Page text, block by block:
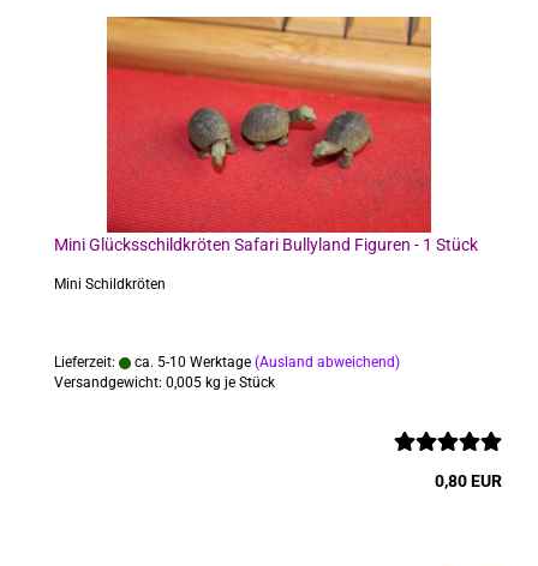
Mini Glücksschildkröten Safari Bullyland Figuren - 1 Stück
Mini Schildkröten
Lieferzeit: ca. 5-10 Werktage (Ausland abweichend)
Versandgewicht: 0,005 kg je Stück
0,80 EUR